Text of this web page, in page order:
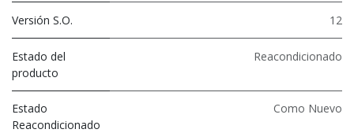
Versión S.O. 12
Estado del
producto
Reacondicionado
Estado
Reacondicionado
Como Nuevo